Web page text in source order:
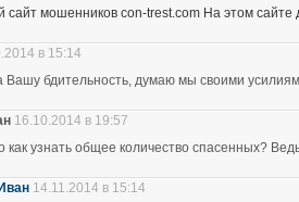
мошенников con-trest.com На этом сайте
в 15:14
Вашу бдительность, думаю мы своими
16.10.2014 в 19:57
как узнать общее количество спасенных?
14.11.2014 в 15:14